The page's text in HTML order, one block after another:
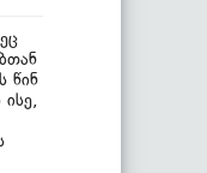
წინ
ისე,